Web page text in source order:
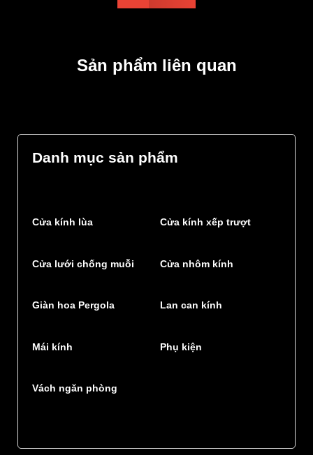
Sản phẩm liên quan
Danh mục sản phẩm
Cửa kính lùa Cửa kính xếp trượt
Cửa lưới chống muỗi Cửa nhôm kính
Giàn hoa Pergola Lan can kính
Mái kính Phụ kiện
Vách ngăn phòng